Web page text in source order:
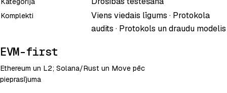
Komplekti
Viens viedais līgums · Protokola
audits · Protokols un draudu modelis
EVM-first
Ethereum un L2; Solana/Rust un Move pēc
pieprasījuma